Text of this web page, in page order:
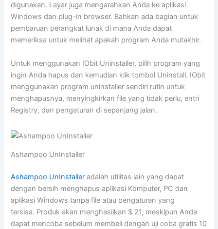
digunakan. Layar juga mengarahkan Anda ke aplikasi
Windows dan plug-in browser. Bahkan ada bagian untuk
pembaruan perangkat lunak di mana Anda dapat
memeriksa untuk melihat apakah program Anda mutakhir.
Untuk menggunakan IObit Uninstaller, pilih program yang
ingin Anda hapus dan kemudian klik tombol Uninstall. IObit
menggunakan program uninstaller sendiri rutin untuk
menghapusnya, menyingkirkan file yang tidak perlu, entri
Registry, dan pengaturan di sepanjang jalan.
Ashampoo UnInstaller
Ashampoo UnInstaller adalah utilitas lain yang dapat
dengan bersih menghapus aplikasi Komputer, PC dan
aplikasi Windows tanpa file atau pengaturan yang
tersisa. Produk akan menghasilkan $ 21, meskipun Anda
dapat mencoba sebelum membeli dengan uji coba gratis 10